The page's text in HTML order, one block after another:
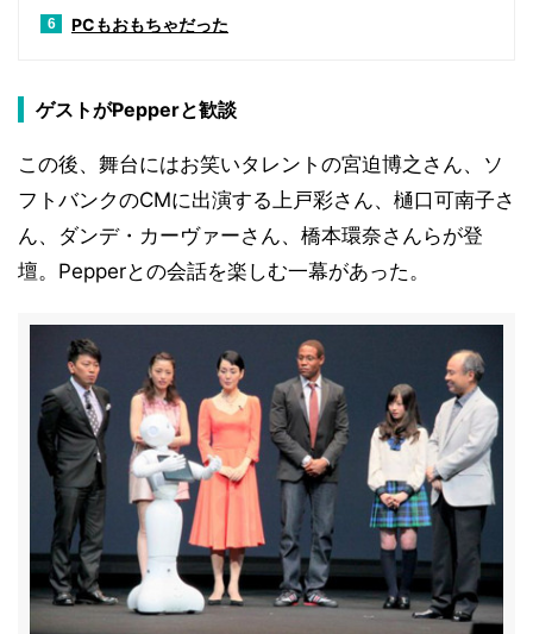
6 PCもおもちゃだった
ゲストがPepperと歓談
この後、舞台にはお笑いタレントの宮迫博之さん、ソ
フトバンクのCMに出演する上戸彩さん、樋口可南子さ
ん、ダンデ・カーヴァーさん、橋本環奈さんらが登
壇。Pepperとの会話を楽しむ一幕があった。